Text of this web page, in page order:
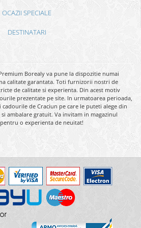
OCAZII SPECIALE
DESTINATARI
Borealy va pune la dispozitie numai
calitate garantata. Toti furnizorii nostri de
de calitate si experienta. Din acest motiv
prezentate pe site. In urmatoarea perioada,
de Craciun pe care le puteti alege din
ambalare gratuit. Va invitam in magazinul
o experienta de neuitat!